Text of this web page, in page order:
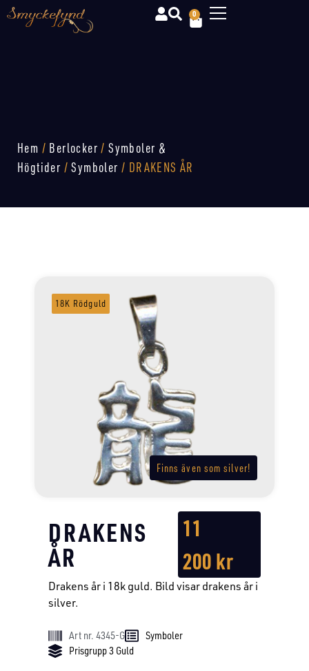
0
Hem / Berlocker /Symboler &
Högtider /Symboler / DRAKENS ÅR
Finns även som silver!
18K Rödguld
DRAKENS
ÅR
11
200kr
Drakens år i 18k guld. Bild visar drakens år i
silver.
Art nr. 4345-G
Symboler
Prisgrupp 3 Guld